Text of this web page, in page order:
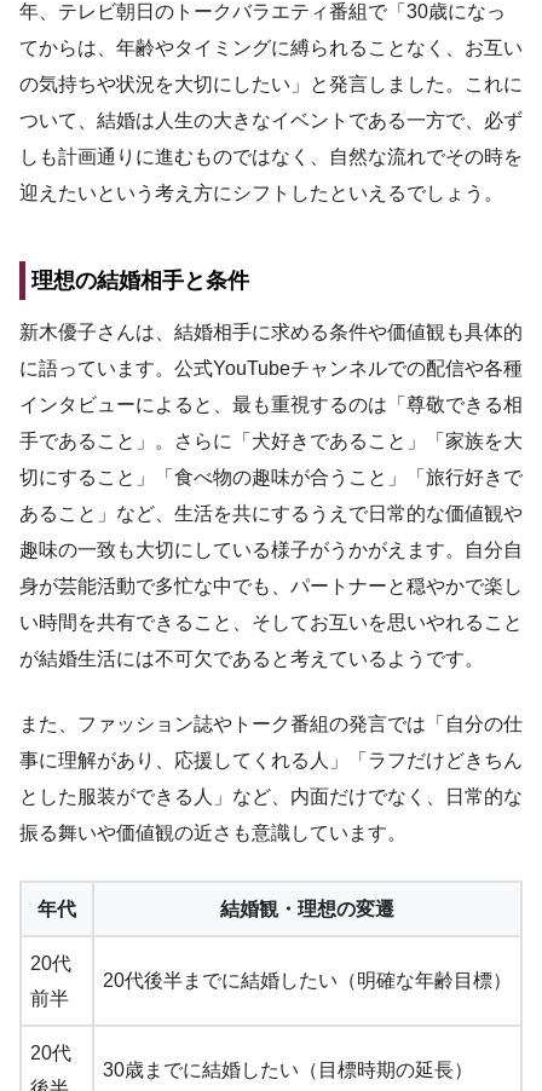
年、テレビ朝日のトークバラエティ番組で「30歳になっ
てからは、年齢やタイミングに縛られることなく、お互い
の気持ちや状況を大切にしたい」と発言しました。これに
ついて、結婚は人生の大きなイベントである一方で、必ず
しも計画通りに進むものではなく、自然な流れでその時を
迎えたいという考え方にシフトしたといえるでしょう。
理想の結婚相手と条件
新木優子さんは、結婚相手に求める条件や価値観も具体的
に語っています。公式YouTubeチャンネルでの配信や各種
インタビューによると、最も重視するのは「尊敬できる相
手であること」。さらに「犬好きであること」「家族を大
切にすること」「食べ物の趣味が合うこと」「旅行好きで
あること」など、生活を共にするうえで日常的な価値観や
趣味の一致も大切にしている様子がうかがえます。自分自
身が芸能活動で多忙な中でも、パートナーと穏やかで楽し
い時間を共有できること、そしてお互いを思いやれること
が結婚生活には不可欠であると考えているようです。
また、ファッション誌やトーク番組の発言では「自分の仕
事に理解があり、応援してくれる人」「ラフだけどきちん
とした服装ができる人」など、内面だけでなく、日常的な
振る舞いや価値観の近さも意識しています。
年代 結婚観・理想の変遷
20代
前半
20代後半までに結婚したい（明確な年齢目標）
20代
30歳までに結婚したい（目標時期の延長）